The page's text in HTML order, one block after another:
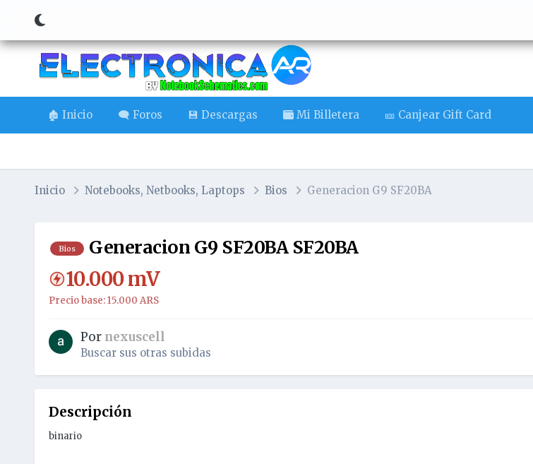
🏚️ Inicio 🗨️ Foros 💾 Descargas Mi Billetera 🎫 Canjear Gift Card
Inicio Notebooks, Netbooks, Laptops Bios Generacion G9 SF20BA
Bios Generacion G9 SF20BA SF20BA
10.000mV
Precio base: 15.000 ARS
Por nexuscell
Buscar sus otras subidas
Descripción
binario